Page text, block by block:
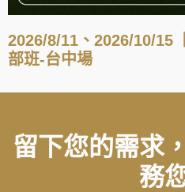
2026/8/11、2026/10/15
部班-台中場
留下您的需求
務